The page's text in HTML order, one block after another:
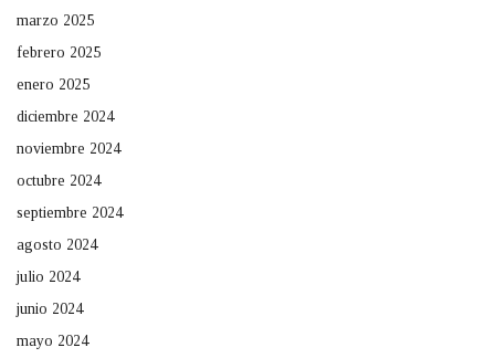
marzo 2025
febrero 2025
enero 2025
diciembre 2024
noviembre 2024
octubre 2024
septiembre 2024
agosto 2024
julio 2024
junio 2024
mayo 2024